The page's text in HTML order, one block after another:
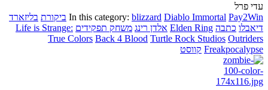
עדי פרל
In this category: blizzard Diablo Immortal Pay2Win ביקורת בליזארד
דיאבלו כתבה Elden Ring אלדן רינג משחק תפקידים Life is Strange:
True Colors Back 4 Blood Turtle Rock Studios Outriders
Freakpocalypse קווסט